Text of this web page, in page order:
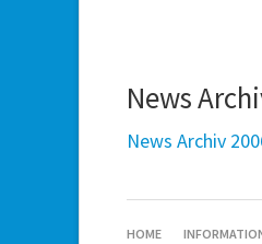
News
News Archiv
SKIP
HOME